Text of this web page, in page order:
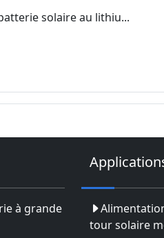
solaire au lithiu...
à grande
tour solaire